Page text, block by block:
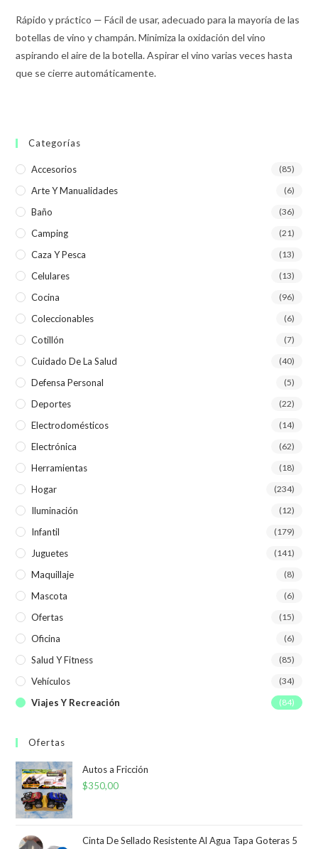
Rápido y práctico — Fácil de usar, adecuado para la mayoría de las
botellas de vino y champán. Minimiza la oxidación del vino
aspirando el aire de la botella. Aspirar el vino varias veces hasta
que se cierre automáticamente.
Categorías
Accesorios (85)
Arte Y Manualidades (6)
Baño (36)
Camping (21)
Caza Y Pesca (13)
Celulares (13)
Cocina (96)
Coleccionables (6)
Cotillón (7)
Cuidado De La Salud (40)
Defensa Personal (5)
Deportes (22)
Electrodomésticos (14)
Electrónica (62)
Herramientas (18)
Hogar (234)
Iluminación (12)
Infantil (179)
Juguetes (141)
Maquillaje (8)
Mascota (6)
Ofertas (15)
Oficina (6)
Salud Y Fitness (85)
Vehículos (34)
Viajes Y Recreación (84)
Ofertas
Autos a Fricción
$350,00
Cinta De Sellado Resistente Al Agua Tapa Goteras 5